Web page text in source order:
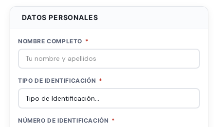
DATOS PERSONALES
NOMBRE COMPLETO *
TIPO DE IDENTIFICACIÓN *
NÚMERO DE IDENTIFICACIÓN *